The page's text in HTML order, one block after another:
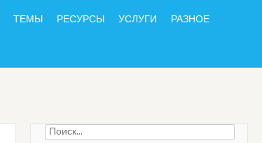
ТЕМЫ РЕСУРСЫ УСЛУГИ РАЗНОЕ
Найти: